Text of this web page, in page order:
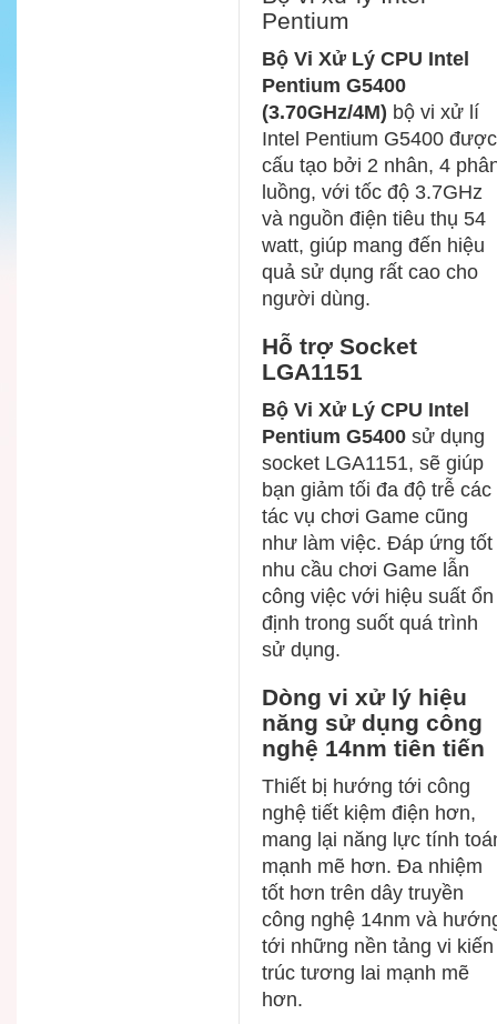
Pentium
Bộ Vi Xử Lý CPU Intel
Pentium G5400
(3.70GHz/4M) bộ vi xử lí
Intel Pentium G5400 được
cấu tạo bởi 2 nhân, 4
luồng, với tốc độ 3.7GHz
và nguồn điện tiêu thụ 54
watt, giúp mang đến hiệu
quả sử dụng rất cao cho
người dùng.
Hỗ trợ Socket
LGA1151
Bộ Vi Xử Lý CPU Intel
Pentium G5400 sử dụng
socket LGA1151, sẽ giúp
bạn giảm tối đa độ trễ các
tác vụ chơi Game cũng
như làm việc. Đáp ứng tốt
nhu cầu chơi Game lẫn
công việc với hiệu suất ổn
định trong suốt quá trình
sử dụng.
Dòng vi xử lý hiệu
năng sử dụng công
nghệ 14nm tiên tiến
Thiết bị hướng tới công
nghệ tiết kiệm điện hơn,
mang lại năng lực tính
mạnh mẽ hơn. Đa nhiệm
tốt hơn trên dây truyền
công nghệ 14nm và
tới những nền tảng vi kiến
trúc tương lai mạnh mẽ
hơn.